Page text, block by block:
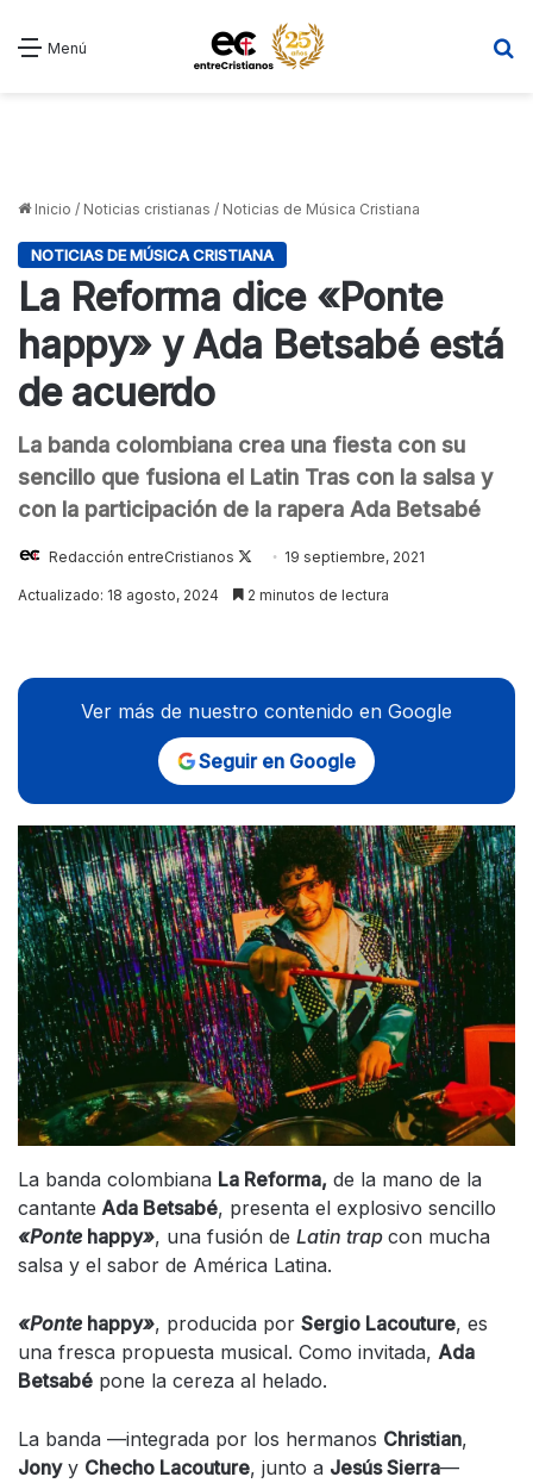
Menú
Inicio / Noticias cristianas / Noticias de Música Cristiana
NOTICIAS DE MÚSICA CRISTIANA
La Reforma dice «Ponte
happy» y Ada Betsabé está
de acuerdo
La banda colombiana crea una fiesta con su
sencillo que fusiona el Latin Tras con la salsa y
con la participación de la rapera Ada Betsabé
Redacción entreCristianos
Follow19 septiembre, 2021
Actualizado: 18 agosto, 2024 2 minutos de lectura
Ver más de nuestro contenido en Google
Seguir en Google
La banda colombiana La Reforma, de la mano de la
cantante Ada Betsabé, presenta el explosivo sencillo
«Ponte happy», una fusión de Latin trap con mucha
salsa y el sabor de América Latina.
«Ponte happy», producida por Sergio Lacouture, es
una fresca propuesta musical. Como invitada, Ada
Betsabé pone la cereza al helado.
La banda —integrada por los hermanos Christian,
Jonyy Checho Lacouture, junto a Jesús Sierra—